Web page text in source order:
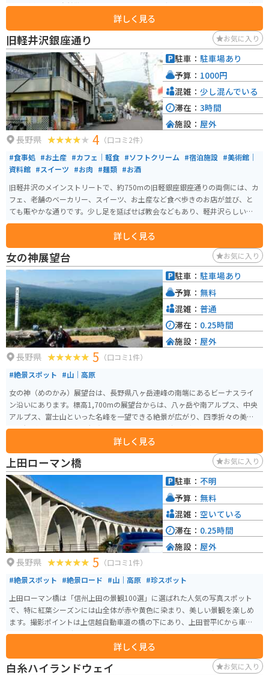
絶景が楽しめ、自然散策やドライブ、ツーリングに人気のスポットです。 峠
のすぐ近くには白駒の池や苔むした原生林があり、軽いハイキングも楽しめ
ます。バイクで訪れる場合は、標高が高く夏でも冷えるため防寒対策が必
要。急カーブの多い山道ですが、走りごたえがあり景色も抜群です。冬期は
通行止めとなるため、訪問はおおむね5月から11月頃がおすすめです。
詳しく見る
旧軽井沢銀座通り お気に入り
長野県 4 （口コミ2件）
#食事処 #お土産 #カフェ｜軽食 #ソフトクリーム #宿泊施設 #美術館｜
資料館 #スイーツ #お肉 #麺類 #お酒
旧軽井沢のメインストリートで、約750mの旧軽銀座銀座通りの両側には、カ
フェ、老舗のベーカリー、スイーツ、お土産など食べ歩きのお店が並び、と
ても賑やかな通りです。少し足を延ばせば教会などもあり、軽井沢らしい雰
囲気を楽しむことができます。
詳しく見る
駐車： 駐車場あり
予算： 1000円
混雑： 少し混んでいる
滞在： 3時間
施設： 屋外
女の神展望台 お気に入り
長野県 5 （口コミ1件）
#絶景スポット #山｜高原
女の神（めのかみ）展望台は、長野県八ヶ岳連峰の南端にあるビーナスライ
ン沿いにあります。標高1,700mの展望台からは、八ヶ岳や南アルプス、中央
アルプス、富士山といった名峰を一望できる絶景が広がり、四季折々の美し
い景観が楽しめる人気の観光スポットです。特に秋には紅葉が美しく、冬に
好です。周辺にはハイキングコースも整備されており、自然散策や撮影を楽
しむことができます。また、近くには蓼科高原や白樺湖といった観光地もあ
り、ドライブやツーリングの途中で立ち寄るのにも最適な場所です。トイレ
や自動販売機はないので、単純に展望台だけとなります。
詳しく見る
駐車： 駐車場あり
予算： 無料
混雑： 普通
滞在： 0.25時間
施設： 屋外
上田ローマン橋 お気に入り
長野県 5 （口コミ1件）
#絶景スポット #絶景ロード #山｜高原 #珍スポット
上田ローマン橋は「信州上田の景観100選」に選ばれた人気の写真スポット
で、特に紅葉シーズンには山全体が赤や黄色に染まり、美しい景観を楽しめ
ます。撮影ポイントは上信越自動車道の橋の下にあり、上田菅平ICから車で約
5分とアクセスも良好。 道中は狭い道がほとんどなく交通量も少ないため、バ
イクでも安心して走れ、ゆっくり撮影に集中できます。広がる山々と巨大な
橋梁が作り出す迫力ある構図は、季節ごとに雰囲気が変わり、特に秋には色
づいた木々と橋のコントラストが見事。静かな環境で自然と構造物の美しさ
詳しく見る
駐車： 不明
予算： 無料
混雑： 空いている
滞在： 0.25時間
施設： 屋外
白糸ハイランドウェイ お気に入り